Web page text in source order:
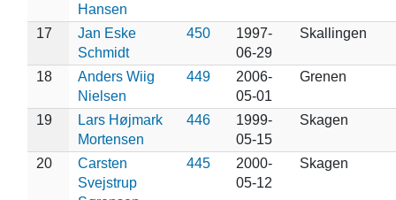
Hansen
17
Jan Eske
Schmidt
450
1997-
06-29
Skallingen
18
Anders Wiig
Nielsen
449
2006-
05-01
Grenen
19
Lars Højmark
Mortensen
446
1999-
05-15
Skagen
20
Carsten
Svejstrup
445
2000-
05-12
Skagen